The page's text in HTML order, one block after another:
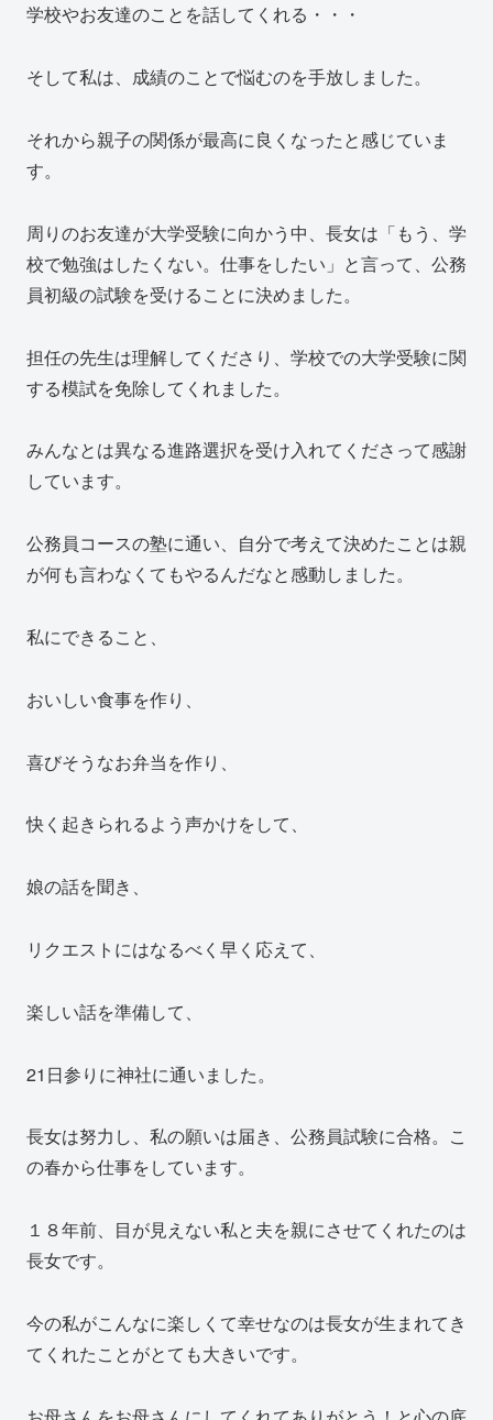
学校やお友達のことを話してくれる・・・
そして私は、成績のことで悩むのを手放しました。
それから親子の関係が最高に良くなったと感じていま
す。
周りのお友達が大学受験に向かう中、長女は「もう、学
校で勉強はしたくない。仕事をしたい」と言って、公務
員初級の試験を受けることに決めました。
担任の先生は理解してくださり、学校での大学受験に関
する模試を免除してくれました。
みんなとは異なる進路選択を受け入れてくださって感謝
しています。
公務員コースの塾に通い、自分で考えて決めたことは親
が何も言わなくてもやるんだなと感動しました。
私にできること、
おいしい食事を作り、
喜びそうなお弁当を作り、
快く起きられるよう声かけをして、
娘の話を聞き、
リクエストにはなるべく早く応えて、
楽しい話を準備して、
21日参りに神社に通いました。
長女は努力し、私の願いは届き、公務員試験に合格。こ
の春から仕事をしています。
１８年前、目が見えない私と夫を親にさせてくれたのは
長女です。
今の私がこんなに楽しくて幸せなのは長女が生まれてき
てくれたことがとても大きいです。